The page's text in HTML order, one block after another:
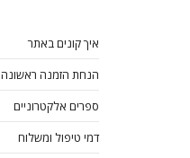
איך קונים באתר
הנחת הזמנה ראשונה
ספרים אלקטרוניים
דמי טיפול ומשלוח